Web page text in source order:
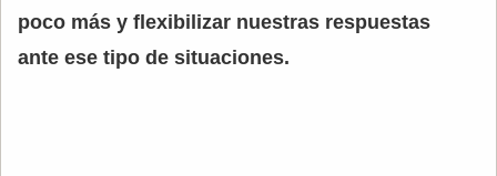
poco más y flexibilizar nuestras respuestas
ante ese tipo de situaciones.